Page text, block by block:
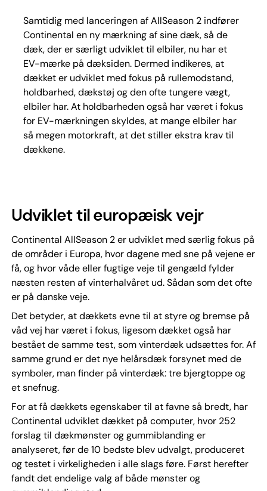
Samtidig med lanceringen af AllSeason 2 indfører
Continental en ny mærkning af sine dæk, så de
dæk, der er særligt udviklet til elbiler, nu har et
EV-mærke på dæksiden. Dermed indikeres, at
dækket er udviklet med fokus på rullemodstand,
holdbarhed, dækstøj og den ofte tungere vægt,
elbiler har. At holdbarheden også har været i fokus
for EV-mærkningen skyldes, at mange elbiler har
så megen motorkraft, at det stiller ekstra krav til
dækkene.
Udviklet til europæisk vejr
Continental AllSeason 2 er udviklet med særlig fokus på
de områder i Europa, hvor dagene med sne på vejene er
få, og hvor våde eller fugtige veje til gengæld fylder
næsten resten af vinterhalvåret ud. Sådan som det ofte
er på danske veje.
Det betyder, at dækkets evne til at styre og bremse på
våd vej har været i fokus, ligesom dækket også har
bestået de samme test, som vinterdæk udsættes for. Af
samme grund er det nye helårsdæk forsynet med de
symboler, man finder på vinterdæk: tre bjergtoppe og
et snefnug.
For at få dækkets egenskaber til at favne så bredt, har
Continental udviklet dækket på computer, hvor 252
forslag til dækmønster og gummiblanding er
analyseret, før de 10 bedste blev udvalgt, produceret
og testet i virkeligheden i alle slags føre. Først herefter
fandt det endelige valg af både mønster og